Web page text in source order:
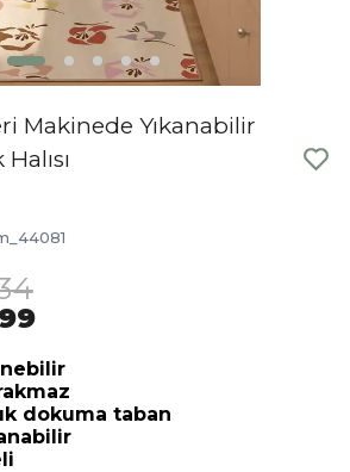
Makinede Yıkanabilir
dokuma taban